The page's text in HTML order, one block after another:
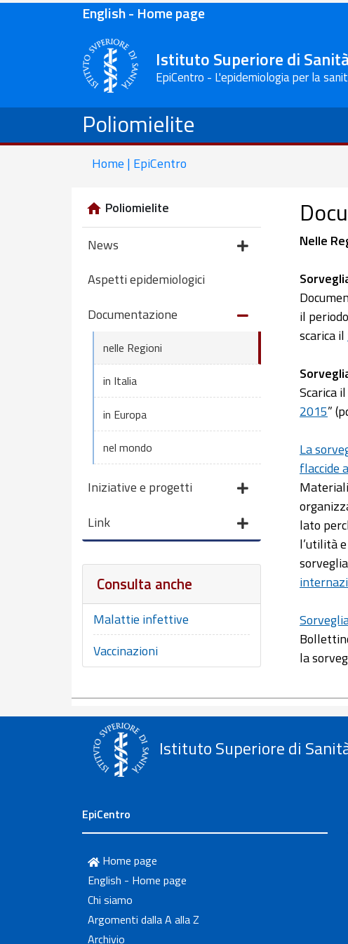
English - Home page
Istituto Superiore di
EpiCentro - L'epidemiologia per la
Poliomielite
Home | EpiCentro
Poliomielite
News
Aspetti epidemiologici
Documentazione
nelle Regioni
in Italia
in Europa
nel mondo
Iniziative e progetti
Link
Consulta anche
Malattie infettive
Vaccinazioni
Nelle
il
scarica il
Scarica
2015”
La
flaccide
lato
l’utilità
la
Istituto Superiore di
EpiCentro
Home page
English - Home page
Chi siamo
Argomenti dalla A alla Z
Archivio